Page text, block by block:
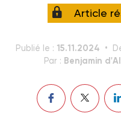
Article
Publié le : 15.11.2024
Par : Benjamin